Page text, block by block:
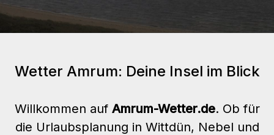
Wetter Amrum: Deine Insel im Blick
Willkommen auf Amrum-Wetter.de. Ob für
die Urlaubsplanung in Wittdün, Nebel und